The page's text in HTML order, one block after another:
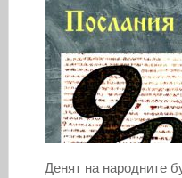
Денят на народните